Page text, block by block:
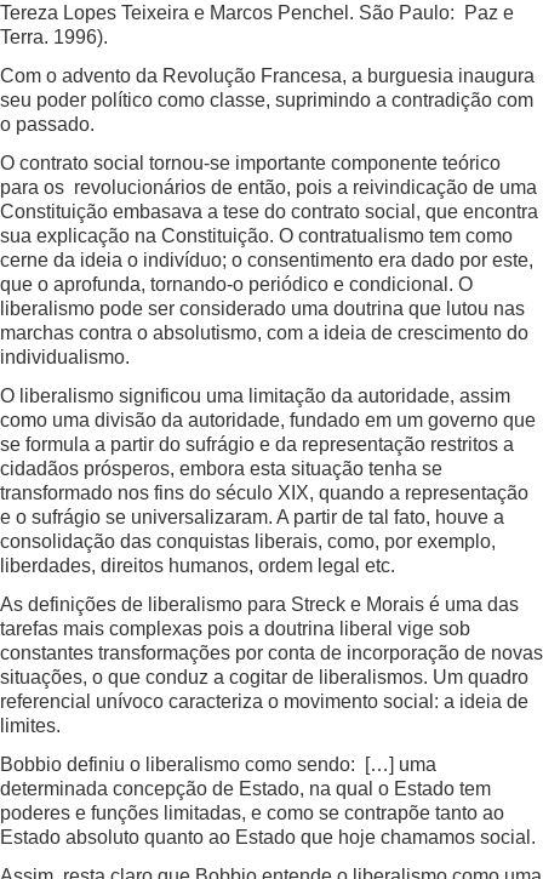
Tereza Lopes Teixeira e Marcos Penchel. São Paulo: Paz e
Terra. 1996).
Com o advento da Revolução Francesa, a burguesia inaugura
seu poder político como classe, suprimindo a contradição com
o passado.
O contrato social tornou-se importante componente teórico
para os revolucionários de então, pois a reivindicação de uma
Constituição embasava a tese do contrato social, que encontra
sua explicação na Constituição. O contratualismo tem como
cerne da ideia o indivíduo; o consentimento era dado por este,
que o aprofunda, tornando-o periódico e condicional. O
liberalismo pode ser considerado uma doutrina que lutou nas
marchas contra o absolutismo, com a ideia de crescimento do
individualismo.
O liberalismo significou uma limitação da autoridade, assim
como uma divisão da autoridade, fundado em um governo que
se formula a partir do sufrágio e da representação restritos a
cidadãos prósperos, embora esta situação tenha se
transformado nos fins do século XIX, quando a representação
e o sufrágio se universalizaram. A partir de tal fato, houve a
consolidação das conquistas liberais, como, por exemplo,
liberdades, direitos humanos, ordem legal etc.
As definições de liberalismo para Streck e Morais é uma das
tarefas mais complexas pois a doutrina liberal vige sob
constantes transformações por conta de incorporação de novas
situações, o que conduz a cogitar de liberalismos. Um quadro
referencial unívoco caracteriza o movimento social: a ideia de
limites.
Bobbio definiu o liberalismo como sendo: […] uma
determinada concepção de Estado, na qual o Estado tem
poderes e funções limitadas, e como se contrapõe tanto ao
Estado absoluto quanto ao Estado que hoje chamamos social.